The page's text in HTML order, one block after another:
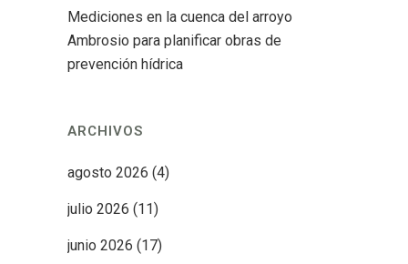
Mediciones en la cuenca del arroyo
Ambrosio para planificar obras de
prevención hídrica
ARCHIVOS
agosto 2026 (4)
julio 2026 (11)
junio 2026 (17)